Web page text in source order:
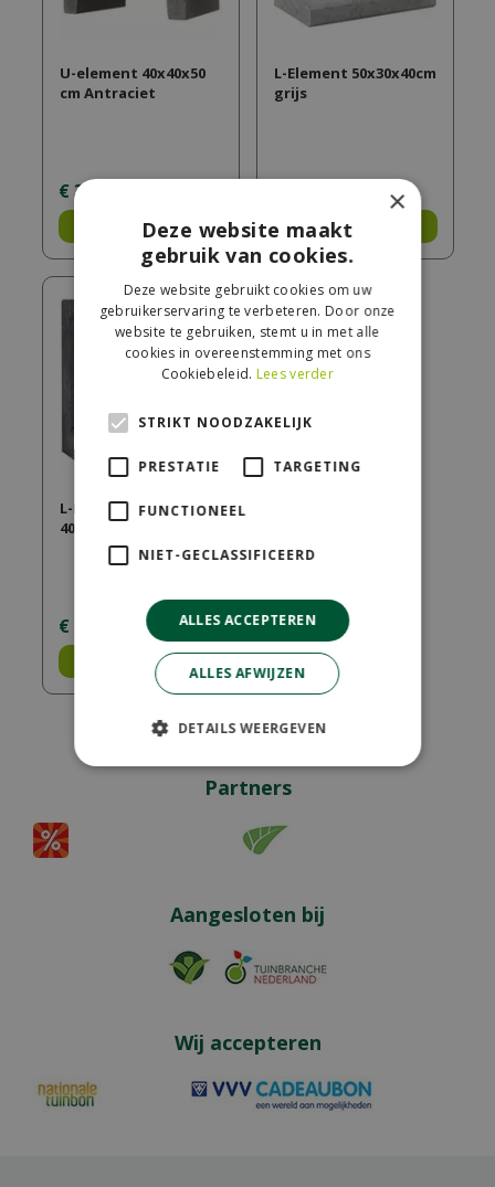
U-element 40x40x50
cm Antraciet
€ 33
Bestel
L-Element 50x30x40cm
grijs
Bestel
L-Element Hoek
40x40x60 zwart
€
Bestel
Partners
Aangesloten bij
Wij accepteren
×
Deze website maakt
gebruik van cookies.
Deze website gebruikt cookies om uw
gebruikerservaring te verbeteren. Door onze
website te gebruiken, stemt u in met alle
cookies in overeenstemming met ons
Cookiebeleid. Lees verder
STRIKT NOODZAKELIJK
PRESTATIE TARGETING
FUNCTIONEEL
NIET-GECLASSIFICEERD
ALLES ACCEPTEREN
ALLES AFWIJZEN
DETAILS WEERGEVEN